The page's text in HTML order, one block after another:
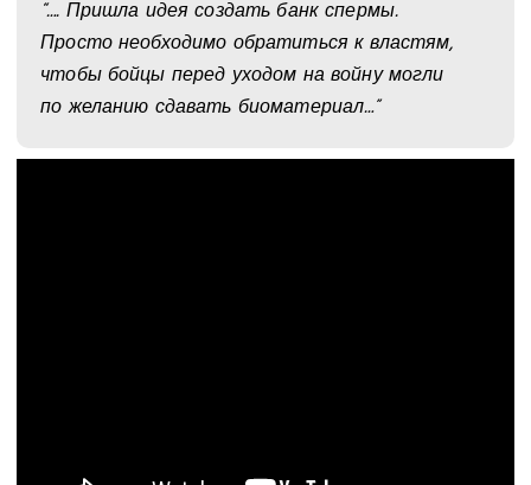
“…. Пришла идея создать банк спермы.
Просто необходимо обратиться к властям,
чтобы бойцы перед уходом на войну могли
по желанию сдавать биоматериал…”